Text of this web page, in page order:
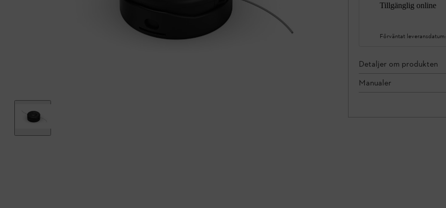
Tillgänglig online
Förväntat leveransdatum:
Detaljer om produkten
Manualer